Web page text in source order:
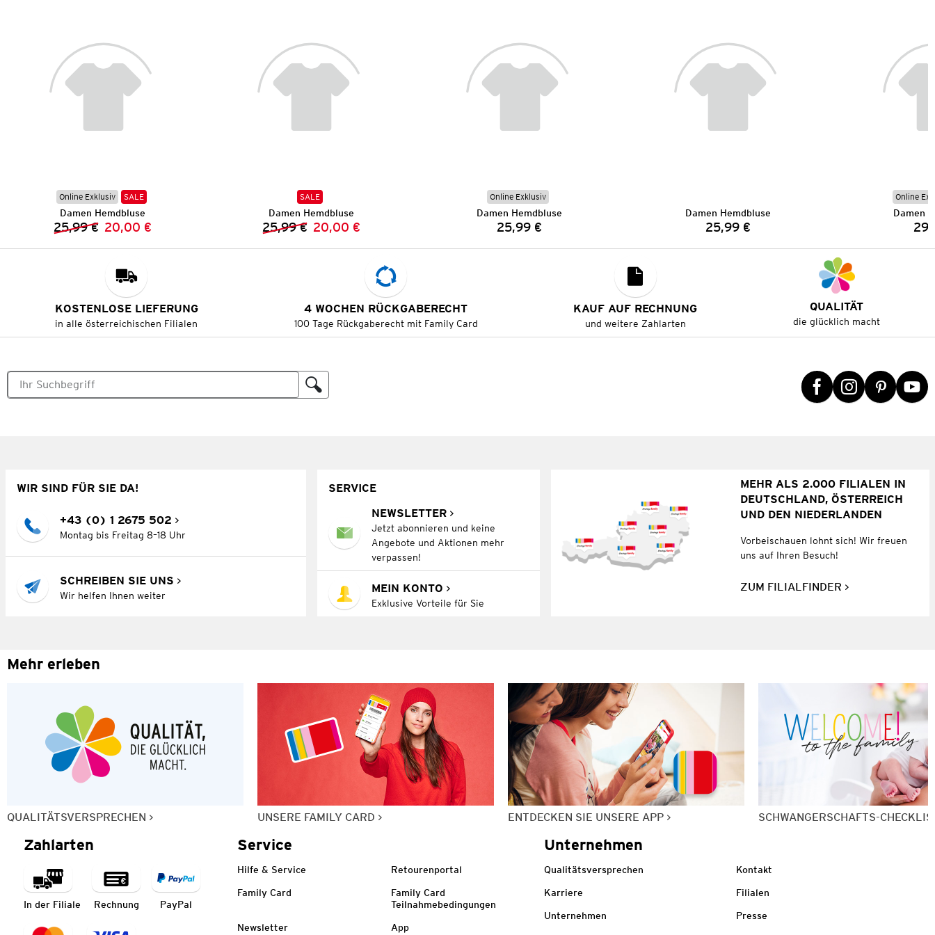
Online Exklusiv SALE
Damen Hemdbluse
Vorheriger Preis:
25,99 € Neuer Preis:
20,00 €
SALE
Damen Hemdbluse
Vorheriger Preis:
25,99 € Neuer Preis:
20,00 €
Online Exklusiv
Damen Hemdbluse
Preis:
25,99 €
Damen Hemdbluse
Preis:
25,99 €
Online
Damen
KOSTENLOSE LIEFERUNG
in alle österreichischen Filialen
4 WOCHEN RÜCKGABERECHT
100 Tage Rückgaberecht mit Family Card
KAUF AUF RECHNUNG
und weitere Zahlarten
QUALITÄT
die glücklich macht
WIR SIND FÜR SIE DA!
+43 (0) 1 2675 502
Montag bis Freitag 8–18 Uhr
SCHREIBEN SIE UNS
Wir helfen Ihnen weiter
SERVICE
NEWSLETTER
Jetzt abonnieren und keine
Angebote und Aktionen mehr
verpassen!
MEIN KONTO
Exklusive Vorteile für Sie
MEHR ALS 2.000 FILIALEN IN
DEUTSCHLAND, ÖSTERREICH
UND DEN NIEDERLANDEN
Vorbeischauen lohnt sich! Wir freuen
uns auf Ihren Besuch!
ZUM FILIALFINDER
Mehr erleben
QUALITÄTSVERSPRECHEN UNSERE FAMILY CARD ENTDECKEN SIE UNSERE APP SCHWANGERSCHAFTS-
Zahlarten
In der Filiale Rechnung PayPal
Service
Hilfe & Service Retourenportal
Family Card
Family Card
Teilnahmebedingungen
Newsletter App
Unternehmen
Qualitätsversprechen Kontakt
Karriere Filialen
Unternehmen Presse